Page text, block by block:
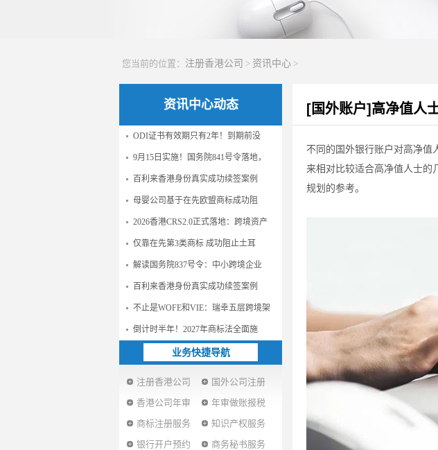
您当前的位置： 注册香港公司 > 资讯中心 >
资讯中心动态
ODI证书有效期只有2年！到期前没
9月15日实施！国务院841号令落地，
百利来香港身份真实成功续签案例
母婴公司基于在先欧盟商标成功阻
2026香港CRS2.0正式落地：跨境资产
仅靠在先第3类商标 成功阻止土耳
解读国务院837号令：中小跨境企业
百利来香港身份真实成功续签案例
不止是WOFE和VIE：瑞幸五层跨境架
倒计时半年！2027年商标法全面施
业务快捷导航
注册香港公司
国外公司注册
香港公司年审
年审做账报税
商标注册服务
知识产权服务
银行开户预约
商务秘书服务
[国外账户]高净值人
不同的国外银行账户对高净值
来相对比较适合高净值人士的
规划的参考。